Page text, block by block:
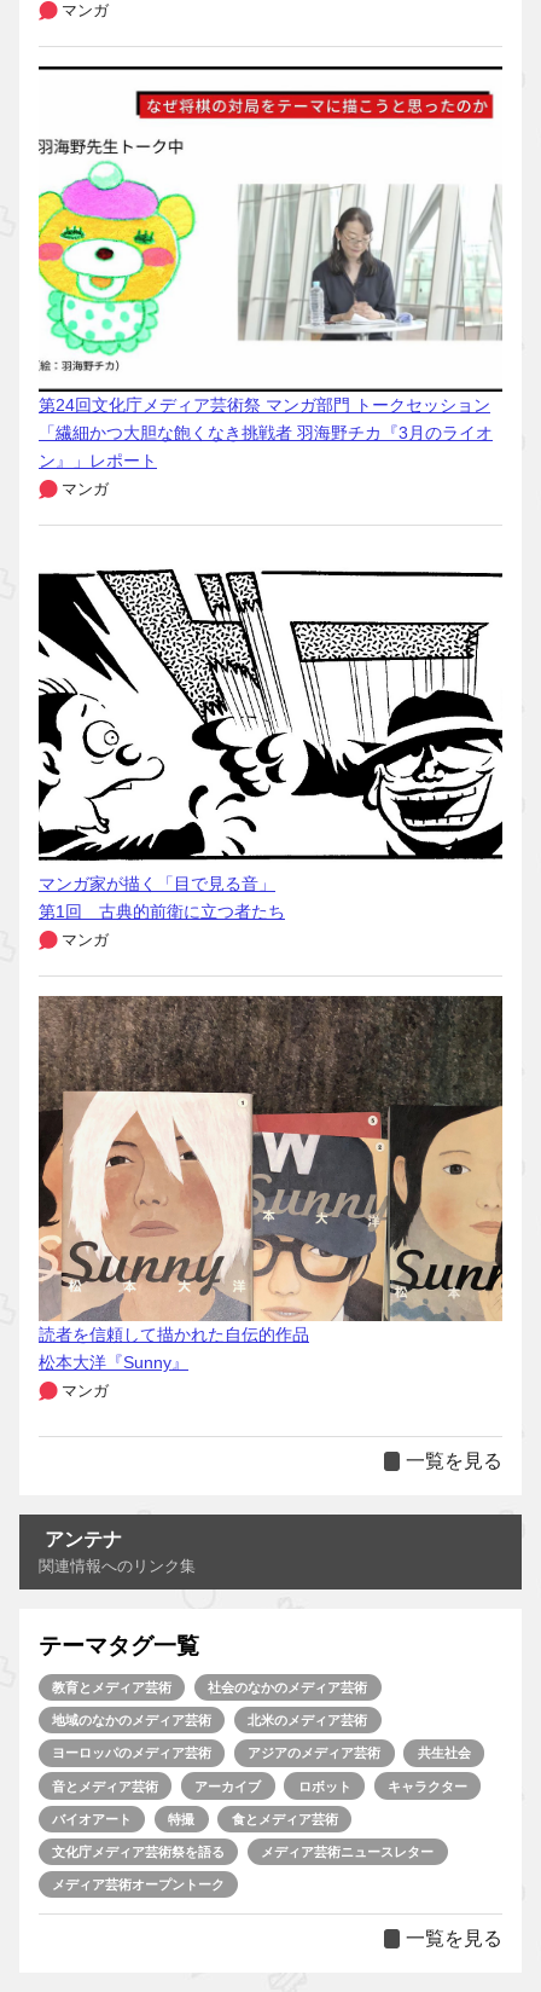
マンガ
第24回文化庁メディア芸術祭 マンガ部門 トークセッション
「繊細かつ大胆な飽くなき挑戦者 羽海野チカ『3月のライオ
ン』」レポート
マンガ
マンガ家が描く「目で見る音」
第1回 古典的前衛に立つ者たち
マンガ
読者を信頼して描かれた自伝的作品
松本大洋『Sunny』
マンガ
一覧を見る
アンテナ
関連情報へのリンク集
テーマタグ一覧
教育とメディア芸術 社会のなかのメディア芸術
地域のなかのメディア芸術 北米のメディア芸術
ヨーロッパのメディア芸術 アジアのメディア芸術 共生社会
音とメディア芸術 アーカイブ ロボット キャラクター
バイオアート 特撮 食とメディア芸術
文化庁メディア芸術祭を語る メディア芸術ニュースレター
メディア芸術オープントーク
一覧を見る